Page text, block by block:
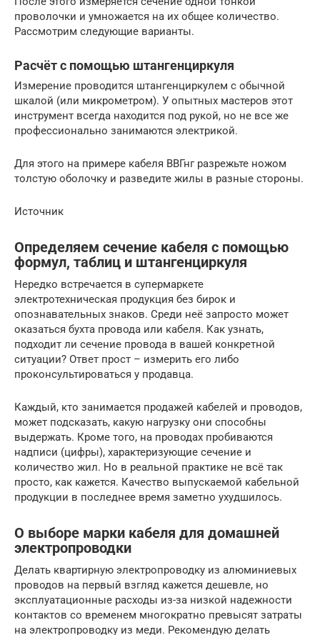
проволочки и умножается на их общее количество.
Рассмотрим следующие варианты.
Расчёт с помощью штангенциркуля
Измерение проводится штангенциркулем с обычной
шкалой (или микрометром). У опытных мастеров этот
инструмент всегда находится под рукой, но не все же
профессионально занимаются электрикой.
Для этого на примере кабеля ВВГнг разрежьте ножом
толстую оболочку и разведите жилы в разные стороны.
Источник
Определяем сечение кабеля с помощью
формул, таблиц и штангенциркуля
Нередко встречается в супермаркете
электротехническая продукция без бирок и
опознавательных знаков. Среди неё запросто может
оказаться бухта провода или кабеля. Как узнать,
подходит ли сечение провода в вашей конкретной
ситуации? Ответ прост – измерить его либо
проконсультироваться у продавца.
Каждый, кто занимается продажей кабелей и проводов,
может подсказать, какую нагрузку они способны
выдержать. Кроме того, на проводах пробиваются
надписи (цифры), характеризующие сечение и
количество жил. Но в реальной практике не всё так
просто, как кажется. Качество выпускаемой кабельной
продукции в последнее время заметно ухудшилось.
О выборе марки кабеля для домашней
электропроводки
Делать квартирную электропроводку из алюминиевых
проводов на первый взгляд кажется дешевле, но
эксплуатационные расходы из-за низкой надежности
контактов со временем многократно превысят затраты
на электропроводку из меди. Рекомендую делать